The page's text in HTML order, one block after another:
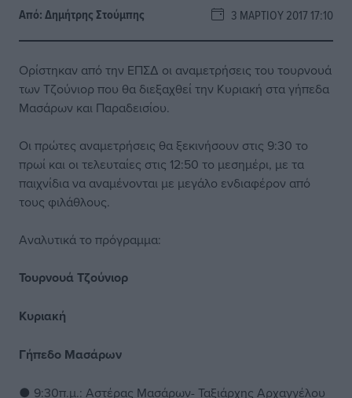
Από:Δημήτρης Στούμπης 3 ΜΑΡΤΊΟΥ 2017 17:10
Ορίστηκαν από την ΕΠΣΔ οι αναμετρήσεις του τουρνουά
των Τζούνιορ που θα διεξαχθεί την Κυριακή στα γήπεδα
Μασάρων και Παραδεισίου.
Οι πρώτες αναμετρήσεις θα ξεκινήσουν στις 9:30 το
πρωί και οι τελευταίες στις 12:50 το μεσημέρι, με τα
παιχνίδια να αναμένονται με μεγάλο ενδιαφέρον από
τους φιλάθλους.
Αναλυτικά το πρόγραμμα:
Τουρνουά Τζούνιορ
Κυριακή
Γήπεδο Μασάρων
● 9:30π.μ.: Αστέρας Μασάρων- Ταξιάρχης Αρχαγγέλου